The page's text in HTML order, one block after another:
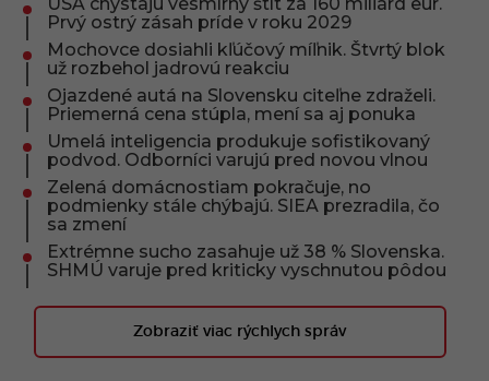
Prvý ostrý zásah príde v roku 2029
Mochovce dosiahli kľúčový míľnik. Štvrtý blok
už rozbehol jadrovú reakciu
Ojazdené autá na Slovensku citeľne zdraželi.
Priemerná cena stúpla, mení sa aj ponuka
Umelá inteligencia produkuje sofistikovaný
podvod. Odborníci varujú pred novou vlnou
Zelená domácnostiam pokračuje, no
podmienky stále chýbajú. SIEA prezradila, čo
sa zmení
Extrémne sucho zasahuje už 38 % Slovenska.
SHMÚ varuje pred kriticky vyschnutou pôdou
Zobraziť viac rýchlych správ